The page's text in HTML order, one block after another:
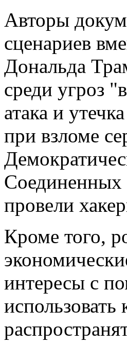
Авторы
сценариев
Дональда
среди угроз
атака и
при взломе
Соединенных
провели
Кроме того,
интересы с